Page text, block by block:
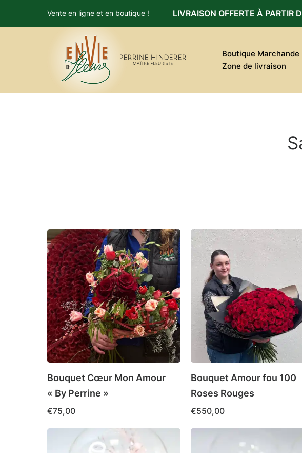
Vente en ligne et en boutique ! LIVRAISON OFFERTE À PARTIR
Boutique Marchande
Zone de livraison
Bouquet Cœur Mon Amour
« By Perrine »
€75,00
Bouquet Amour fou 100
Roses Rouges
€550,00